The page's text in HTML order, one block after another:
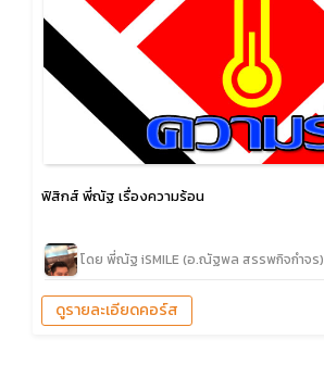
ฟิสิกส์ พี่ณัฐ เรื่องความร้อน
โดย พี่ณัฐ iSMILE (อ.ณัฐพล สรรพกิจกำจร)
ดูรายละเอียดคอร์ส